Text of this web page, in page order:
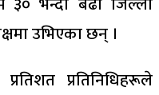
उभिएका छन् ।
प्रतिनिधिहरूले